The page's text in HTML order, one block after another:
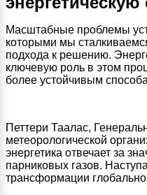
Масштабные проблемы
которыми мы
подхода к решению.
ключевую роль в этом
более устойчивым
Петтери Таалас,
метеорологической
энергетика отвечает за
парниковых газов.
трансформации